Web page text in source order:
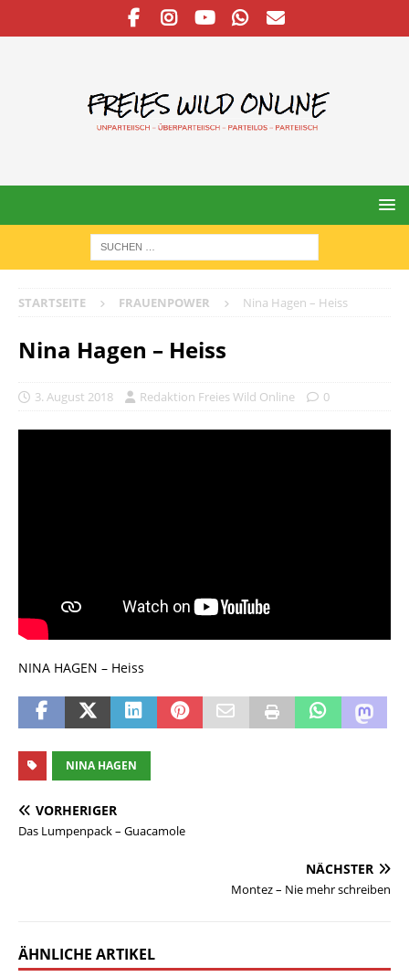
STARTSEITE FRAUENPOWER Nina Hagen – Heiss
Nina Hagen – Heiss
3. August 2018 Redaktion Freies Wild Online 0
NINA HAGEN – Heiss
NINA HAGEN
VORHERIGER
Das Lumpenpack – Guacamole
NÄCHSTER
Montez – Nie mehr schreiben
ÄHNLICHE ARTIKEL